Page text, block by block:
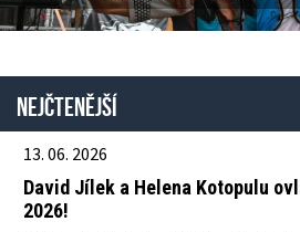
Nejčtenější
13. 06. 2026
David Jílek a Helena Kotopulu
2026!